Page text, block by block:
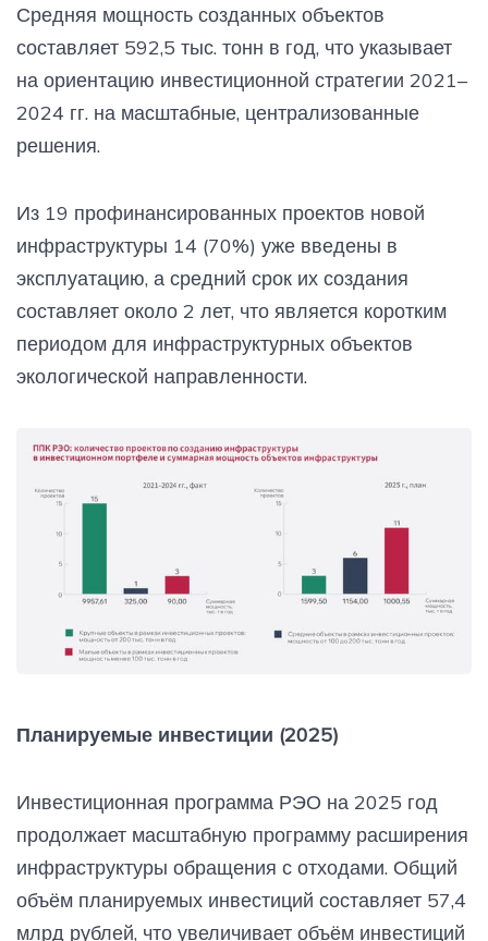
Средняя мощность созданных объектов
составляет 592,5 тыс. тонн в год, что указывает
на ориентацию инвестиционной стратегии 2021–
2024 гг. на масштабные, централизованные
решения.
Из 19 профинансированных проектов новой
инфраструктуры 14 (70%) уже введены в
эксплуатацию, а средний срок их создания
составляет около 2 лет, что является коротким
периодом для инфраструктурных объектов
экологической направленности.
Планируемые инвестиции (2025)
Инвестиционная программа РЭО на 2025 год
продолжает масштабную программу расширения
инфраструктуры обращения с отходами. Общий
объём планируемых инвестиций составляет 57,4
млрд рублей, что увеличивает объём инвестиций